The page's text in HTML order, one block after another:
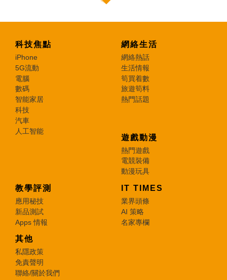
科技焦點
iPhone
5G流動
電腦
數碼
智能家居
科技
汽車
人工智能
網絡生活
網絡熱話
生活情報
筍買着數
旅遊筍料
熱門話題
遊戲動漫
熱門遊戲
電競裝備
動漫玩具
教學評測
應用秘技
新品測試
Apps 情報
IT TIMES
業界頭條
AI 策略
名家專欄
其他
私隱政策
免責聲明
聯絡/關於我們